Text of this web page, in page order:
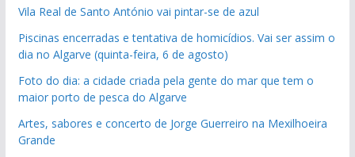
Vila Real de Santo António vai pintar-se de azul
Piscinas encerradas e tentativa de homicídios. Vai ser assim o
dia no Algarve (quinta-feira, 6 de agosto)
Foto do dia: a cidade criada pela gente do mar que tem o
maior porto de pesca do Algarve
Artes, sabores e concerto de Jorge Guerreiro na Mexilhoeira
Grande